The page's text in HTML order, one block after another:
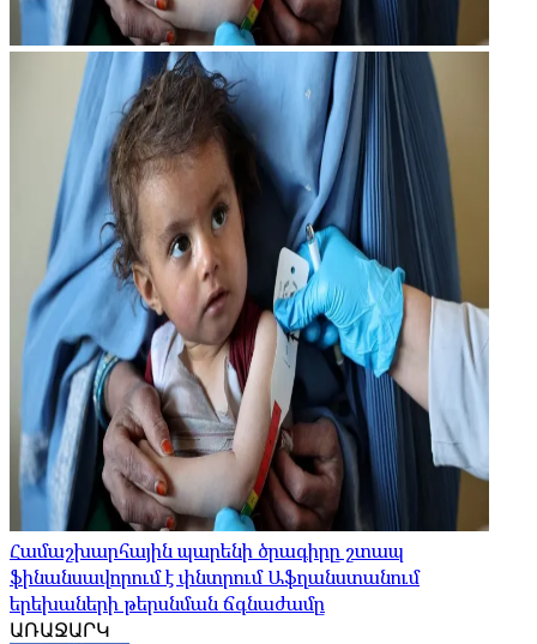
Համաշխարհային պարենի ծրագիրը շտապ
ֆինանսավորում է փնտրում Աֆղանստանում
երեխաների թերսնման ճգնաժամը
ԱՌԱՋԱՐԿ